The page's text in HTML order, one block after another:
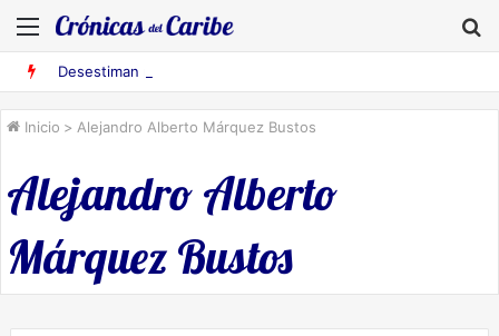
Menú
Inicio > Alejandro Alberto Márquez Bustos
Alejandro Alberto
Márquez Bustos